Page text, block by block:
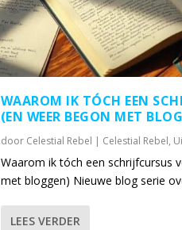
WAAROM IK TÓCH EEN
(EN WEER BEGON MET
door Celestial Rebel | Celestial Rebel,
Waarom ik tóch een schrijfcursus
met bloggen) Nieuwe blog serie
LEES VERDER